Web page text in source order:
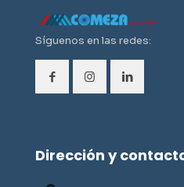
Síguenos en las redes:
Dirección y